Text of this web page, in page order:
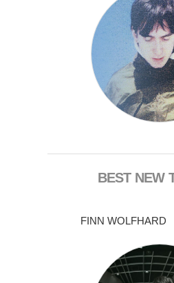
BEST NEW
FINN WOLFHARD